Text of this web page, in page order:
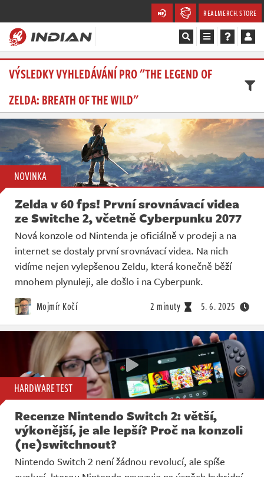
REALMERCH.STORE
Magazín
Recenze
Videa
Soutěže
Databáze
Komunita
Redakce
Živě
VÝSLEDKY VYHLEDÁVÁNÍ PRO "THE LEGEND OF
ZELDA: BREATH OF THE WILD"
NOVINKA
Zelda v 60 fps! První srovnávací videa
ze Switche 2, včetně Cyberpunku 2077
Nová konzole od Nintenda je oficiálně v prodeji a na
internet se dostaly první srovnávací videa. Na nich
vidíme nejen vylepšenou Zeldu, která konečně běží
mnohem plynuleji, ale došlo i na Cyberpunk.
Mojmír Kočí 2 minuty 5. 6. 2025
HARDWARE TEST
Recenze Nintendo Switch 2: větší,
výkonější, je ale lepší? Proč na konzoli
(ne)switchnout?
Nintendo Switch 2 není žádnou revolucí, ale spíše